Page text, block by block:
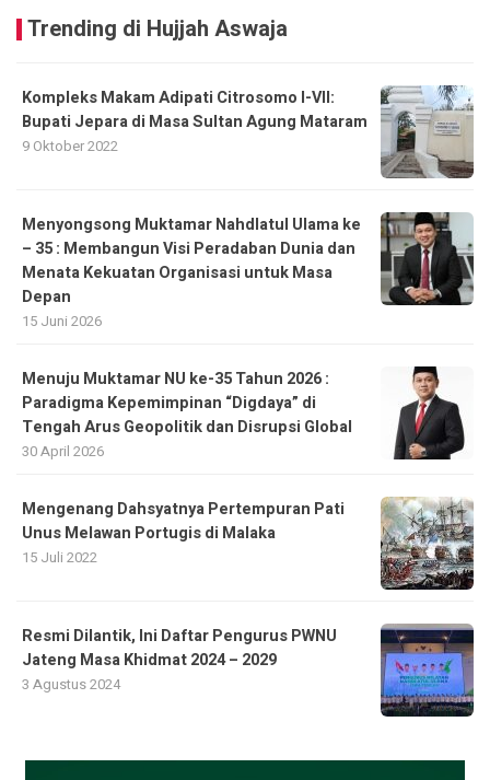
Trending di Hujjah Aswaja
Kompleks Makam Adipati Citrosomo I-VII:
Bupati Jepara di Masa Sultan Agung Mataram
9 Oktober 2022
Menyongsong Muktamar Nahdlatul Ulama ke
– 35 : Membangun Visi Peradaban Dunia dan
Menata Kekuatan Organisasi untuk Masa
Depan
15 Juni 2026
Menuju Muktamar NU ke-35 Tahun 2026 :
Paradigma Kepemimpinan “Digdaya” di
Tengah Arus Geopolitik dan Disrupsi Global
30 April 2026
Mengenang Dahsyatnya Pertempuran Pati
Unus Melawan Portugis di Malaka
15 Juli 2022
Resmi Dilantik, Ini Daftar Pengurus PWNU
Jateng Masa Khidmat 2024 – 2029
3 Agustus 2024